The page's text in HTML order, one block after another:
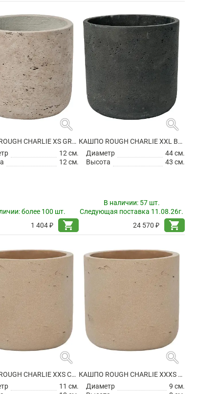
search
КАШПО ROUGH CHARLIE XS GREY WASHED
12 см.
12 см.
более 100 шт.
1 404 ₽
shopping_cart
search
КАШПО ROUGH CHARLIE XXL BLACK WASHED
Диаметр
44 см.
Высота
43 см.
В наличии: 57 шт.
Следующая поставка 11.08.26г.
24 570 ₽
shopping_cart
search
КАШПО ROUGH CHARLIE XXS CLAY WASHED
11 см.
search
КАШПО ROUGH CHARLIE XXXS CLAY WASHED
Диаметр
9 см.